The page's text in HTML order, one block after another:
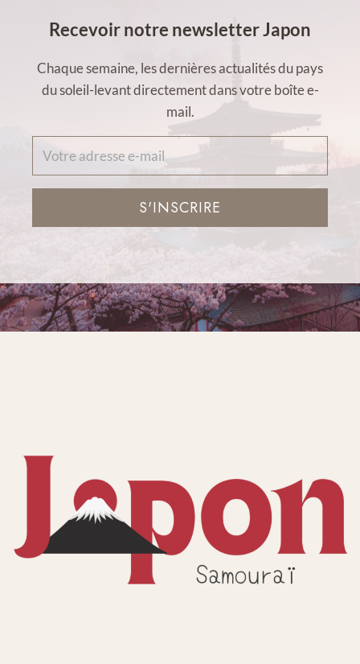
Recevoir notre newsletter Japon
Chaque semaine, les dernières actualités du pays
du soleil-levant directement dans votre boîte e-
mail.
S'INSCRIRE